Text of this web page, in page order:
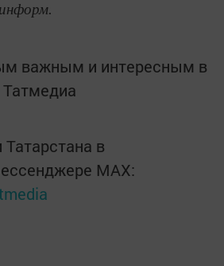
важным и интересным в
Татмедиа
в
MАХ: